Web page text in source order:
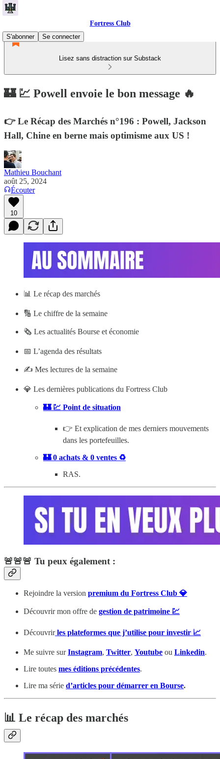
Fortress Club
S'abonner
Se connecter
Lisez sans distraction sur Substack
🏰 💹 Powell envoie le bon message 🔥
👉 Le Récap des Marchés n°196 : Powell, Jackson
Hall, Chine en berne mais optimisme aux US !
Mathieu Bouchant
août 25, 2024
Écouter
10
📊 Le récap des marchés
🔢 Le chiffre de la semaine
🗞️ Les actualités Bourse et économie
📅 L’agenda des résultats
✍️ Mes lectures de la semaine
💎 Les dernières publications du Fortress Club
🏰 💹 Point de situation
👉 Et explication de mes derniers mouvements
dans les portefeuilles.
🏰 0 achats & 0 ventes ♻️
RAS.
🚨🚨🚨 Tu peux également :
Rejoindre la version premium du Fortress Club 💎
Découvrir mon offre de gestion de patrimoine 💹
Découvrirles plateformes que j’utilise pour investir 📈
Me suivre surInstagram, Twitter, Youtube ou Linkedin.
Lire toutes mes éditions précédentes.
Lire ma série d’articles pour démarrer en Bourse.
📊 Le récap des marchés